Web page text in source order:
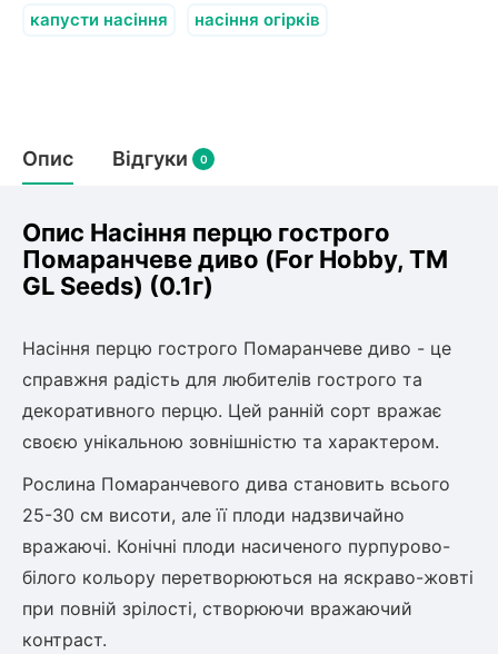
Інжирний персик
Нектарин
Алича
Айва
Хурма
Шовковиця
Абрикос
Смородина
Виноград
Актинідія
Ірга
Платан
Пієріс Японський
Вейгела
Барбарис
Пухироплідник
Азалія
Дерен
Штамбові троянди
Жасмин (Чубушник)
Будлея
Лавровишня
Кизильник
Калина
Піраканта
Кріплення агроволокна (агротканини)
Рубальні машини
Граблі тракторні
Картоплекопалки
Сажалки для чеснока
Роторні косарки
капусти насіння насіння огірків
Опис Відгуки 0
Опис Насіння перцю гострого
Помаранчеве диво (For Hobby, TM
GL Seeds) (0.1г)
Насіння перцю гострого Помаранчеве диво - це
справжня радість для любителів гострого та
декоративного перцю. Цей ранній сорт вражає
своєю унікальною зовнішністю та характером.
Рослина Помаранчевого дива становить всього
25-30 см висоти, але її плоди надзвичайно
вражаючі. Конічні плоди насиченого пурпурово-
білого кольору перетворюються на яскраво-жовті
при повній зрілості, створюючи вражаючий
контраст.